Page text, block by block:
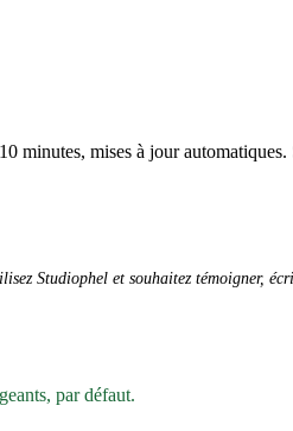
minutes, mises à jour automatiques.
Studiophel et souhaitez témoigner,
par défaut.